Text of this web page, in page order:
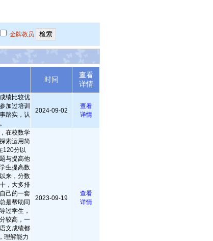
金牌教员
时间
查看
详情
绩比较优
加过培训
踏实，认
2024-09-02
查看
详情
在校数学
索运用简
120分以
与提高他
生提高数
来，分数
，大多排
己的一套
是帮助同
过学生，
较高，一
文成绩都
理解能力
2023-09-19
查看
详情